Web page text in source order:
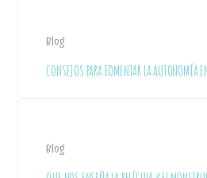
Blog
CONSEJOS PARA FOMENTAR LA AUTONOMÍA
Blog